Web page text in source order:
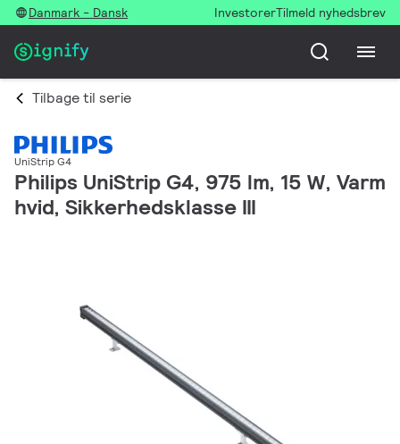
Danmark - Dansk InvestorerTilmeld nyhedsbrev
Tilbage til serie
UniStrip G4
Philips UniStrip G4, 975 lm, 15 W, Varm
hvid, Sikkerhedsklasse III